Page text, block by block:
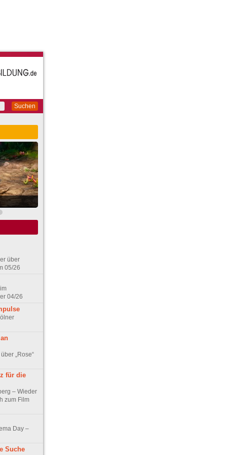
Suchen
über
05/26
04/26
„Rose“
für die
– Wieder
zum Film
Day –
Suche